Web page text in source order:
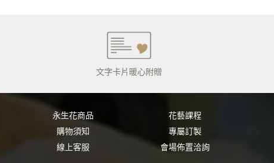
文字卡片暖心附贈
永生花商品
購物須知
線上客服
花藝課程
專屬訂製
會場佈置洽詢